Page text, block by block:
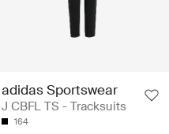
adidas Sportswear
J CBFL TS - Tracksuits
164